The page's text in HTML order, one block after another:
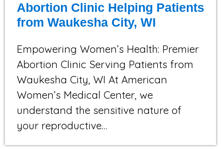
Abortion Clinic Helping Patients
from Waukesha City, WI
Empowering Women’s Health: Premier
Abortion Clinic Serving Patients from
Waukesha City, WI At American
Women’s Medical Center, we
understand the sensitive nature of
your reproductive…